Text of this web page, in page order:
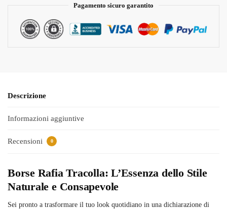
Pagamento sicuro garantito
Descrizione
Informazioni aggiuntive
Recensioni 0
Borse Rafia Tracolla: L’Essenza dello Stile
Naturale e Consapevole
Sei pronto a trasformare il tuo look quotidiano in una dichiarazione di